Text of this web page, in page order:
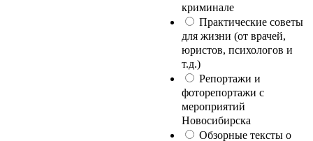
криминале
Практические советы
для жизни (от врачей,
юристов, психологов и
т.д.)
Репортажи и
фоторепортажи с
мероприятий
Новосибирска
Обзорные тексты о